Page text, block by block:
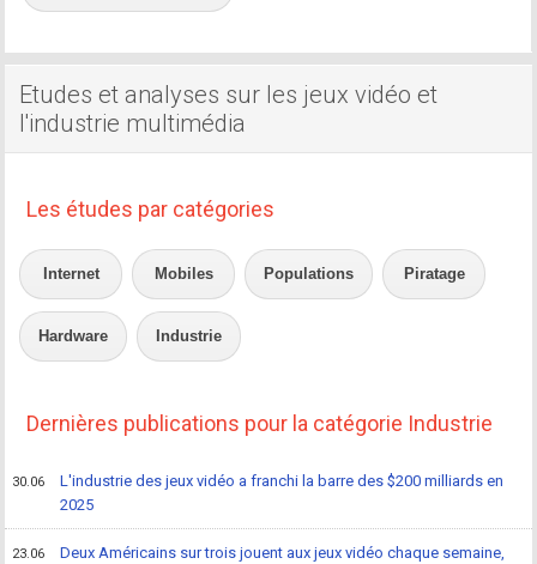
Etudes et analyses sur les jeux vidéo et
l'industrie multimédia
Les études par catégories
Internet Mobiles Populations Piratage
Hardware Industrie
Dernières publications pour la catégorie Industrie
30.06
L'industrie des jeux vidéo a franchi la barre des $200 milliards en
2025
23.06
Deux Américains sur trois jouent aux jeux vidéo chaque semaine,